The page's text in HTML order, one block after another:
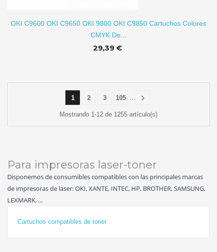
OKI C9600 OKI C9650 OKI 9800 OKI C9850 Cartuchos Colores
CMYK De...
29,39 €
1 2 3 …
105
Mostrando 1-12 de 1255 artículo(s)
Para impresoras laser-toner
Disponemos de consumibles compatibles con las principales marcas
de impresoras de laser: OKI, XANTE, INTEC, HP, BROTHER, SAMSUNG,
LEXMARK, ...
Cartuchos compatibles de toner